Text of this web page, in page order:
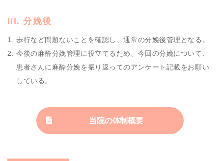
III. 分娩後
歩行など問題ないことを確認し、通常の分娩後管理となる。
今後の麻酔分娩管理に役立てるため、今回の分娩について、
患者さんに麻酔分娩を振り返ってのアンケート記載をお願い
している。
当院の体制概要